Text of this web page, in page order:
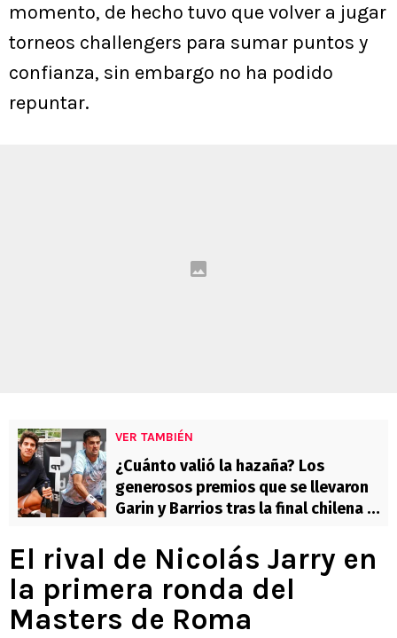
momento, de hecho tuvo que volver a jugar
torneos challengers para sumar puntos y
confianza, sin embargo no ha podido
repuntar.
VER TAMBIÉN
¿Cuánto valió la hazaña? Los
generosos premios que se llevaron
Garin y Barrios tras la final chilena en
El rival de Nicolás Jarry en
la primera ronda del
Masters de Roma